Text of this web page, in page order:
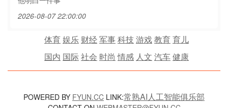
2026-08-07 22:00:00
体育娱乐 财经军事科技游戏教育育儿
国内 国际社会 时尚 情感 人文 汽车健康
POWERED BY FYUN.CC LINK:常熟AI人工智能俱乐部